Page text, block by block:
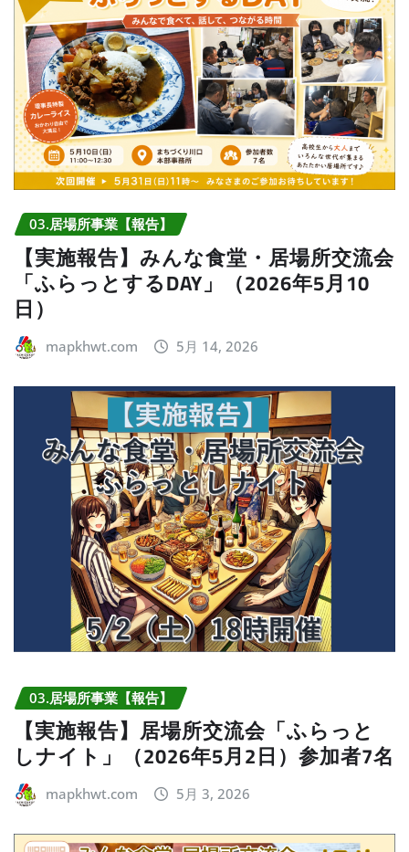
03.居場所事業【報告】
【実施報告】みんな食堂・居場所交流会
「ふらっとするDAY」（2026年5月10
日）
mapkhwt.com 5月 14, 2026
03.居場所事業【報告】
【実施報告】居場所交流会「ふらっと
しナイト」（2026年5月2日）参加者7名
mapkhwt.com 5月 3, 2026